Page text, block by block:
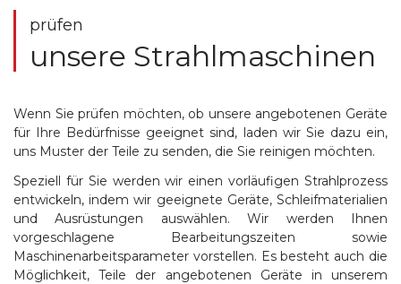
prüfen
unsere Strahlmaschinen
Wenn Sie prüfen möchten, ob unsere angebotenen Geräte
für Ihre Bedürfnisse geeignet sind, laden wir Sie dazu ein,
uns Muster der Teile zu senden, die Sie reinigen möchten.
Speziell für Sie werden wir einen vorläufigen Strahlprozess
entwickeln, indem wir geeignete Geräte, Schleifmaterialien
und Ausrüstungen auswählen. Wir werden Ihnen
vorgeschlagene Bearbeitungszeiten sowie
Maschinenarbeitsparameter vorstellen. Es besteht auch die
Möglichkeit, Teile der angebotenen Geräte in unserem